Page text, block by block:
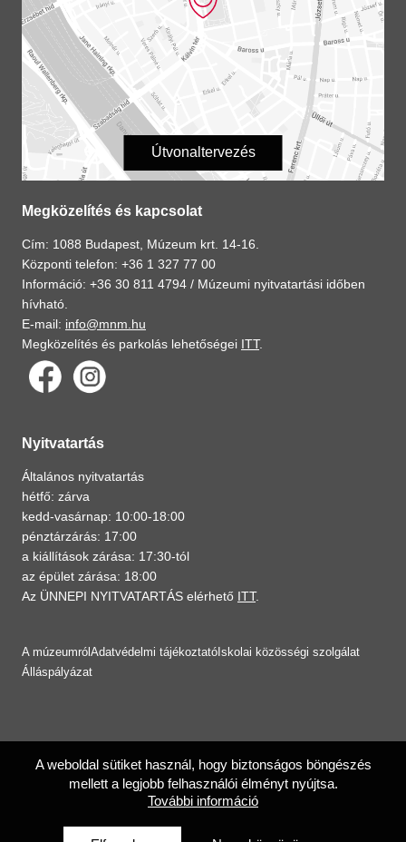
Útvonaltervezés
Megközelítés és kapcsolat
Cím: 1088 Budapest, Múzeum krt. 14-16.
Központi telefon: +36 1 327 77 00
Információ: +36 30 811 4794 / Múzeumi nyitvatartási időben
hívható.
E-mail: info@mnm.hu
Megközelítés és parkolás lehetőségei ITT.
Nyitvatartás
Általános nyitvatartás
hétfő: zárva
kedd-vasárnap: 10:00-18:00
pénztárzárás: 17:00
a kiállítások zárása: 17:30-tól
az épület zárása: 18:00
Az ÜNNEPI NYITVATARTÁS elérhető ITT.
A múzeumról Adatvédelmi tájékoztató Iskolai közösségi szolgálat
Álláspályázat
A weboldal sütiket használ, hogy biztonságos böngészés
mellett a legjobb felhasználói élményt nyújtsa.
További információ